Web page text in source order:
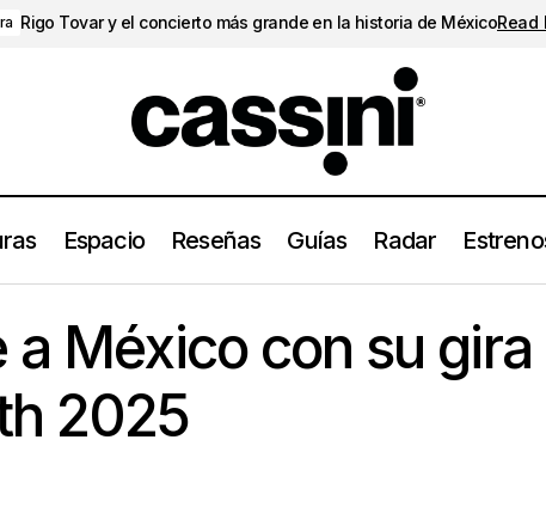
Rigo Tovar y el concierto más grande en la historia de MéxicoRead
Espacio Reseñas Guías Radar
Hozier vuelve a México con su gira Unreal Unearth
México con su gira
2025